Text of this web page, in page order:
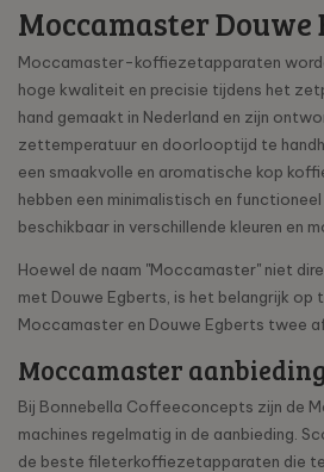
Moccamaster Douwe
Moccamaster-koffiezetapparaten
hoge kwaliteit en precisie tijdens het
hand gemaakt in Nederland en zijn
zettemperatuur en doorlooptijd te
een smaakvolle en aromatische kop
hebben een minimalistisch en
beschikbaar in verschillende kleuren en
Hoewel de naam "Moccamaster" niet
met Douwe Egberts, is het belangrijk op
Moccamaster en Douwe Egberts twee
Moccamaster aanbieding
Bij Bonnebella Coffeeconcepts zijn de
machines regelmatig in de aanbieding.
de beste fileterkoffiezetapparaten die te